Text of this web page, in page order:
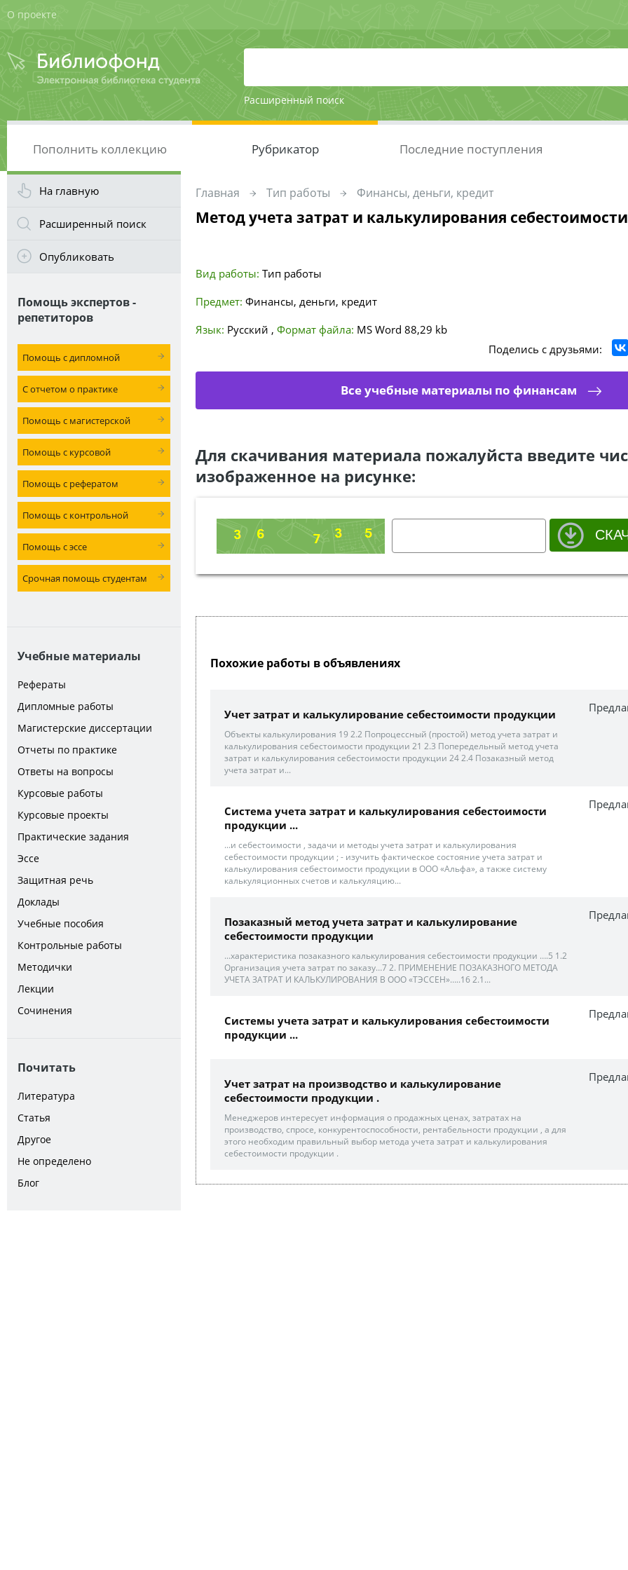
О проекте
Расширенный поиск
Пополнить коллекцию Рубрикатор Последние поступления
На главную
Расширенный поиск
Опубликовать
Помощь экспертов -
репетиторов
Помощь с дипломной
С отчетом о практике
Помощь с магистерской
Помощь с курсовой
Помощь с рефератом
Помощь с контрольной
Помощь с эссе
Срочная помощь студентам
Учебные материалы
Рефераты
Дипломные работы
Магистерские диссертации
Отчеты по практике
Ответы на вопросы
Курсовые работы
Курсовые проекты
Практические задания
Эссе
Защитная речь
Доклады
Учебные пособия
Контрольные работы
Методички
Лекции
Сочинения
Почитать
Литература
Статья
Другое
Не определено
Блог
Главная Тип работы Финансы, деньги, кредит
Метод учета затрат и калькулирования
Вид работы: Тип работы
Предмет: Финансы, деньги, кредит
Язык: Русский , Формат файла: MS Word 88,29 kb
Поделись с друзьями:
Все учебные материалы по финансам
Для скачивания материала пожалуйста введите
изображенное на рисунке:
Похожие работы в объявлениях
Учет затрат и калькулирование себестоимости продукции
Объекты калькулирования 19 2.2 Попроцессный (простой) метод учета затрат и
калькулирования себестоимости продукции 21 2.3 Попередельный метод учета
затрат и калькулирования себестоимости продукции 24 2.4 Позаказный метод
учета затрат и...
Система учета затрат и калькулирования себестоимости
продукции ...
...и себестоимости , задачи и методы учета затрат и калькулирования
себестоимости продукции ; - изучить фактическое состояние учета затрат и
калькулирования себестоимости продукции в ООО «Альфа», а также систему
калькуляционных счетов и калькуляцию...
Позаказный метод учета затрат и калькулирование
себестоимости продукции
...характеристика позаказного калькулирования себестоимости продукции ….5 1.2
Организация учета затрат по заказу…7 2. ПРИМЕНЕНИЕ ПОЗАКАЗНОГО МЕТОДА
УЧЕТА ЗАТРАТ И КАЛЬКУЛИРОВАНИЯ В ООО «ТЭССЕН»…..16 2.1...
Системы учета затрат и калькулирования себестоимости
продукции ...
Учет затрат на производство и калькулирование
себестоимости продукции .
Менеджеров интересует информация о продажных ценах, затратах на
производство, спросе, конкурентоспособности, рентабельности продукции , а для
этого необходим правильный выбор метода учета затрат и калькулирования
себестоимости продукции .